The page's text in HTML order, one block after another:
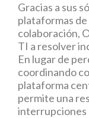
Gracias a sus
plataformas
colaboración,
TI a resolver
En lugar de
coordinando
plataforma
permite una
interrupciones